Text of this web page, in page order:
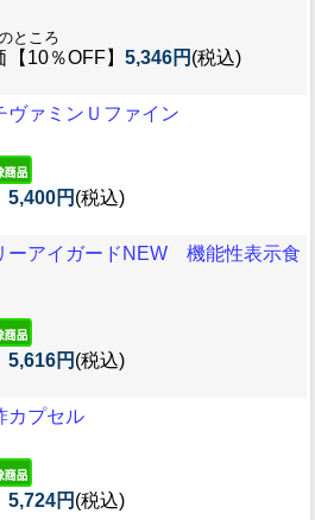
ところ
10％OFF】 5,346円 (税込)
ヴァミンＵファイン
5,400円 (税込)
ーアイガードNEW 機能性表示食
5,616円 (税込)
カプセル
5,724円 (税込)